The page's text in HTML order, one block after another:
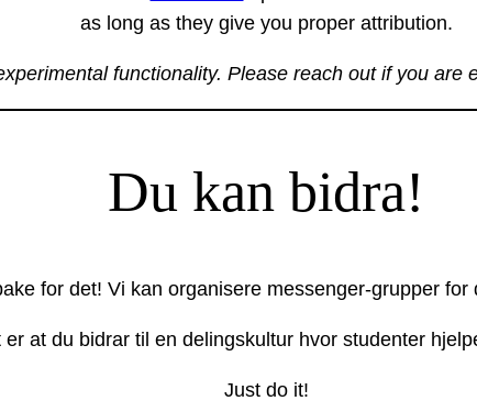
as long as they give you proper attribution.
functionality. Please reach out if you are
Du kan bidra!
for det! Vi kan organisere messenger-grupper
at du bidrar til en delingskultur hvor studenter
Just do it!